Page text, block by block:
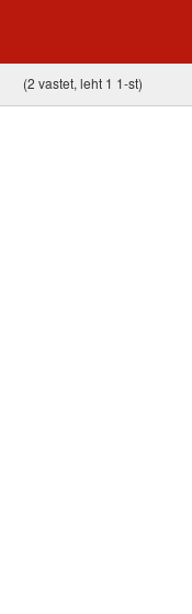
(2 vastet, leht 1 1-st)